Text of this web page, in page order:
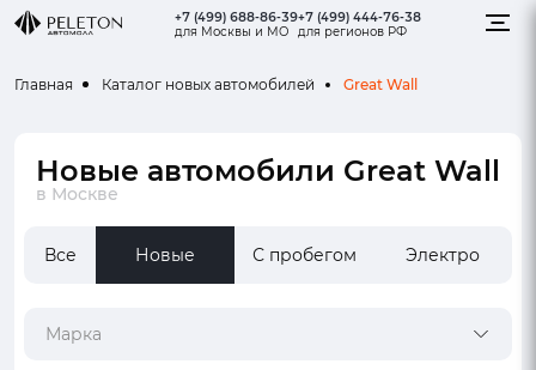
+7 (499) 688-86-39
для Москвы и МО
+7 (499) 444-76-38
для регионов РФ
Главная Каталог новых автомобилей Great Wall
Новые автомобили Great Wall
в Москве
Все Новые С пробегом Электро
Марка